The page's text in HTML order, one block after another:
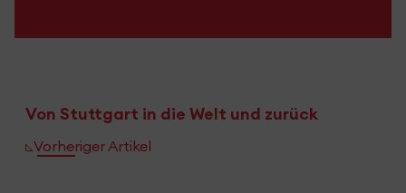
Von Stuttgart in die Welt und zurück
Vorheriger Artikel